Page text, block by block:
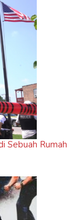
Sebuah Rumah